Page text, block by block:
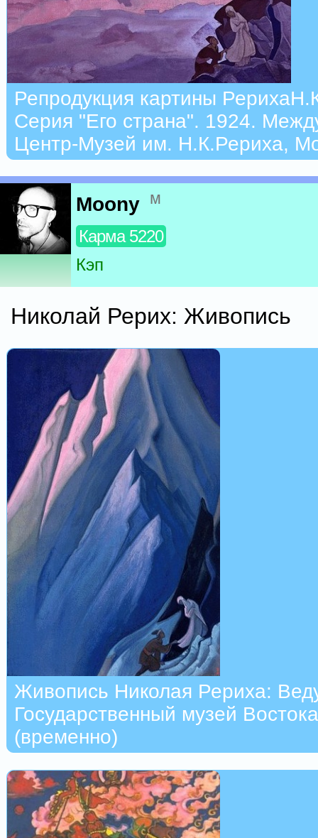
Репродукция картины
Серия "Его страна". 1924.
Центр-Музей им. Н.К.Рериха,
Moony м
Карма 5220
Кэп
Николай Рерих: Живопись
Живопись Николая Рериха:
Государственный музей
(временно)